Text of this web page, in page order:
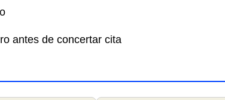
antes de concertar cita